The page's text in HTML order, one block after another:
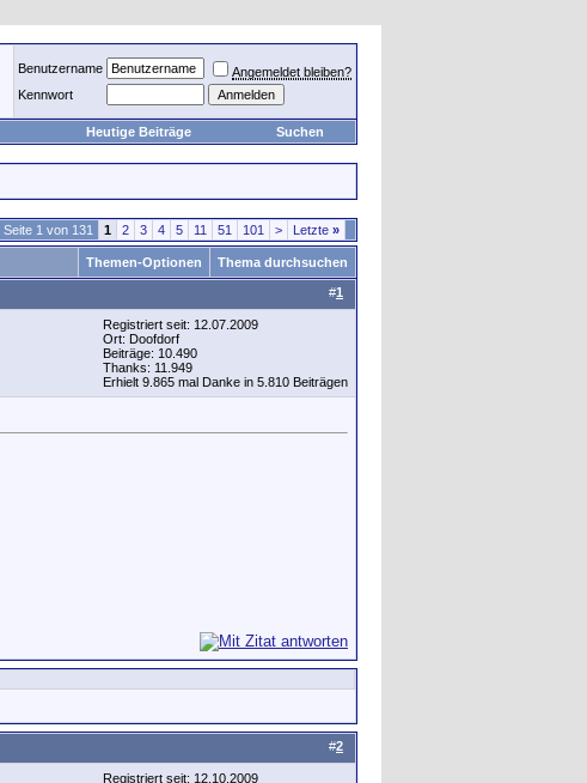
Benutzername
Angemeldet bleiben?
Kennwort
Heutige Beiträge Suchen
Seite 1 von 131 1 2 3 4 5 11 51 101 > Letzte »
Themen-Optionen Thema durchsuchen
#1
Registriert seit: 12.07.2009
Ort: Doofdorf
Beiträge: 10.490
Thanks: 11.949
Erhielt 9.865 mal Danke in 5.810 Beiträgen
#2
Registriert seit: 12.10.2009